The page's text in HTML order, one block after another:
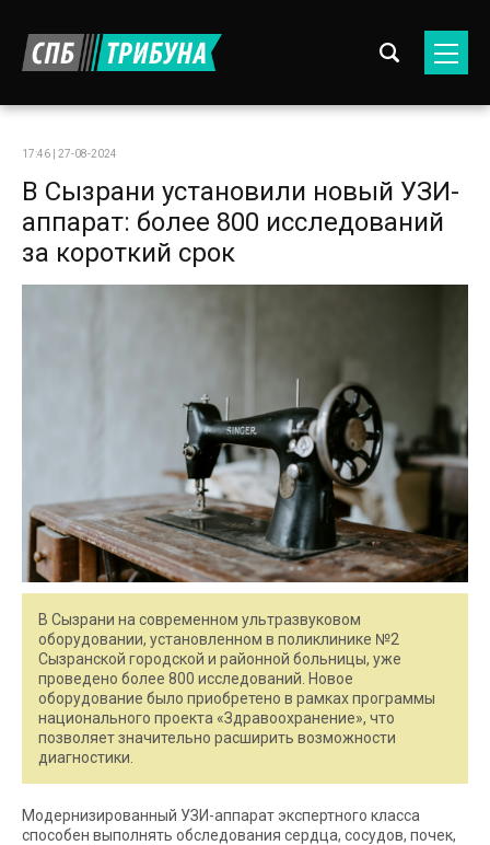
17:46 | 27-08-2024
В Сызрани установили новый УЗИ-
аппарат: более 800 исследований
за короткий срок
В Сызрани на современном ультразвуковом
оборудовании, установленном в поликлинике №2
Сызранской городской и районной больницы, уже
проведено более 800 исследований. Новое
оборудование было приобретено в рамках программы
национального проекта «Здравоохранение», что
позволяет значительно расширить возможности
диагностики.
Модернизированный УЗИ-аппарат экспертного класса
способен выполнять обследования сердца, сосудов, почек,